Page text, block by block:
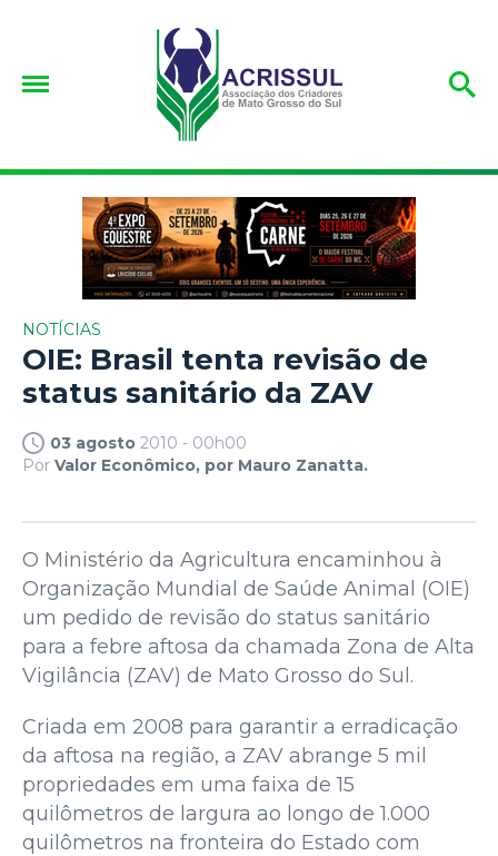
NOTÍCIAS
OIE: Brasil tenta revisão de
status sanitário da ZAV
03 agosto 2010 - 00h00
Por Valor Econômico, por Mauro Zanatta.
O Ministério da Agricultura encaminhou à
Organização Mundial de Saúde Animal (OIE)
um pedido de revisão do status sanitário
para a febre aftosa da chamada Zona de Alta
Vigilância (ZAV) de Mato Grosso do Sul.
Criada em 2008 para garantir a erradicação
da aftosa na região, a ZAV abrange 5 mil
propriedades em uma faixa de 15
quilômetros de largura ao longo de 1.000
quilômetros na fronteira do Estado com